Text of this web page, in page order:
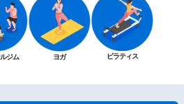
ジム ヨガ ピラティス